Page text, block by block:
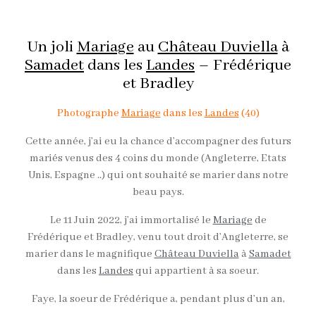
Un joli Mariage au Château Duviellaà
Samadet dans les Landes – Frédérique
et Bradley
Photographe Mariage dans les Landes (40)
Cette année, j’ai eu la chance d’accompagner des futurs
mariés venus des 4 coins du monde (Angleterre, Etats
Unis, Espagne ..) qui ont souhaité se marier dans notre
beau pays.
Le 11 Juin 2022, j’ai immortalisé le Mariage de
Frédérique et Bradley, venu tout droit d’Angleterre, se
marier dans le magnifique Château DuviellaàSamadet
dans les Landes qui appartient à sa soeur.
Faye, la soeur de Frédérique a, pendant plus d’un an,